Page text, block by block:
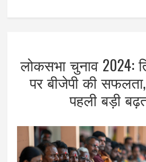
लोकसभा चुनाव 2024:
पर बीजेपी की
पहली बड़ी